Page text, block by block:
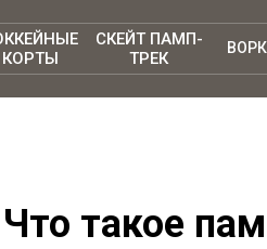
КОРТЫ
СКЕЙТ ПАМП-
ТРЕК
Что такое